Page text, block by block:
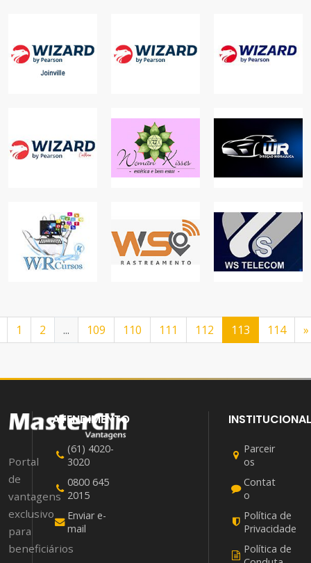
WIZARD -
JOINVILLE
WIZARD - LAGO
WIZARD -
RIACHO FUNDO
WIZARD
WOMAN KISSES
SAÚDE
WR DIREÇÃO
AUTOS
WRK CURSOS E
INFORMÁTICA
EDUCAÇÃO
WS
RASTREAMENTO
WSTELECOM
COMUNICAÇÃO
1 2 ... 109 110 111 112 113 114 »
Portal
de
vantagens
exclusivo
para
beneficiários
ATENDIMENTO
(61) 4020-
3020
0800 645
2015
Enviar e-
mail
INSTITUCIONAL
Parceir
os
Contat
o
Política de
Privacidade
Política de